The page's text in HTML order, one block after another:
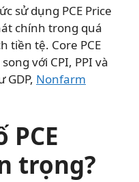
sử dụng PCE Price
chính trong quá
tiền tệ. Core PCE
với CPI, PPI và
GDP, Nonfarm
PCE
trọng?